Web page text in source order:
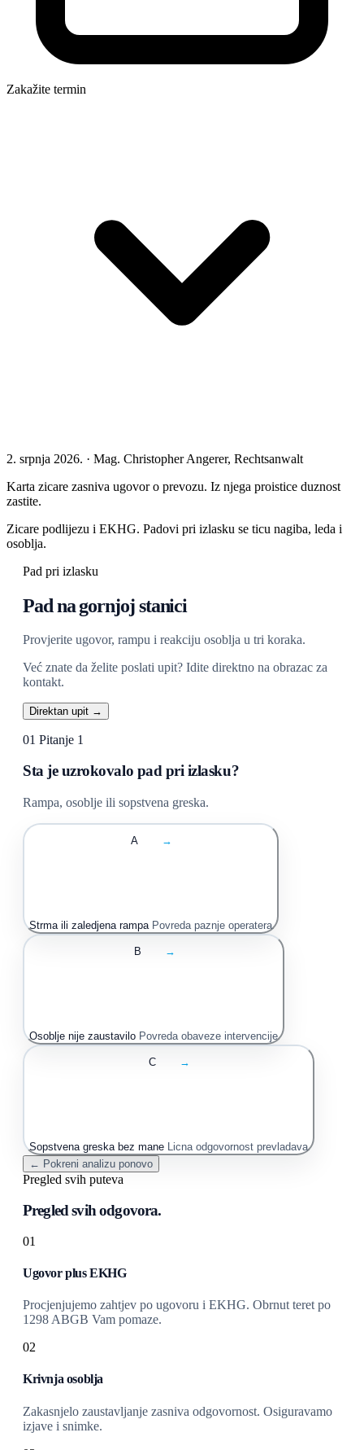
Zakažite termin
2. srpnja 2026. · Mag. Christopher Angerer, Rechtsanwalt
Karta zicare zasniva ugovor o prevozu. Iz njega proistice duznost
zastite.
Zicare podlijezu i EKHG. Padovi pri izlasku se ticu nagiba, leda i
osoblja.
Pad pri izlasku
Pad na gornjoj stanici
Provjerite ugovor, rampu i reakciju osoblja u tri koraka.
Već znate da želite poslati upit? Idite direktno na obrazac za
kontakt.
Direktan upit →
01 Pitanje 1
Sta je uzrokovalo pad pri izlasku?
Rampa, osoblje ili sopstvena greska.
A →
Strma ili zaledjena rampa Povreda paznje operatera
B →
Osoblje nije zaustavilo Povreda obaveze intervencije
C →
Sopstvena greska bez mane Licna odgovornost prevladava
← Pokreni analizu ponovo
Pregled svih puteva
Pregled svih odgovora.
01
Ugovor plus EKHG
Procjenjujemo zahtjev po ugovoru i EKHG. Obrnut teret po
1298 ABGB Vam pomaze.
02
Krivnja osoblja
Zakasnjelo zaustavljanje zasniva odgovornost. Osiguravamo
izjave i snimke.